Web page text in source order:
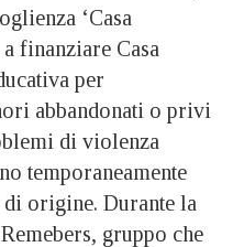
‘Casa
finanziare Casa
per
abbandonati o privi
di violenza
temporaneamente
origine. Durante la
gruppo che